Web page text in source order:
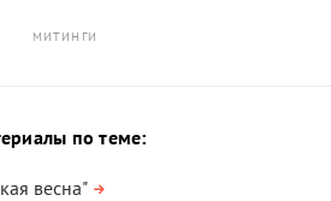
МИТИНГИ
по теме:
весна"